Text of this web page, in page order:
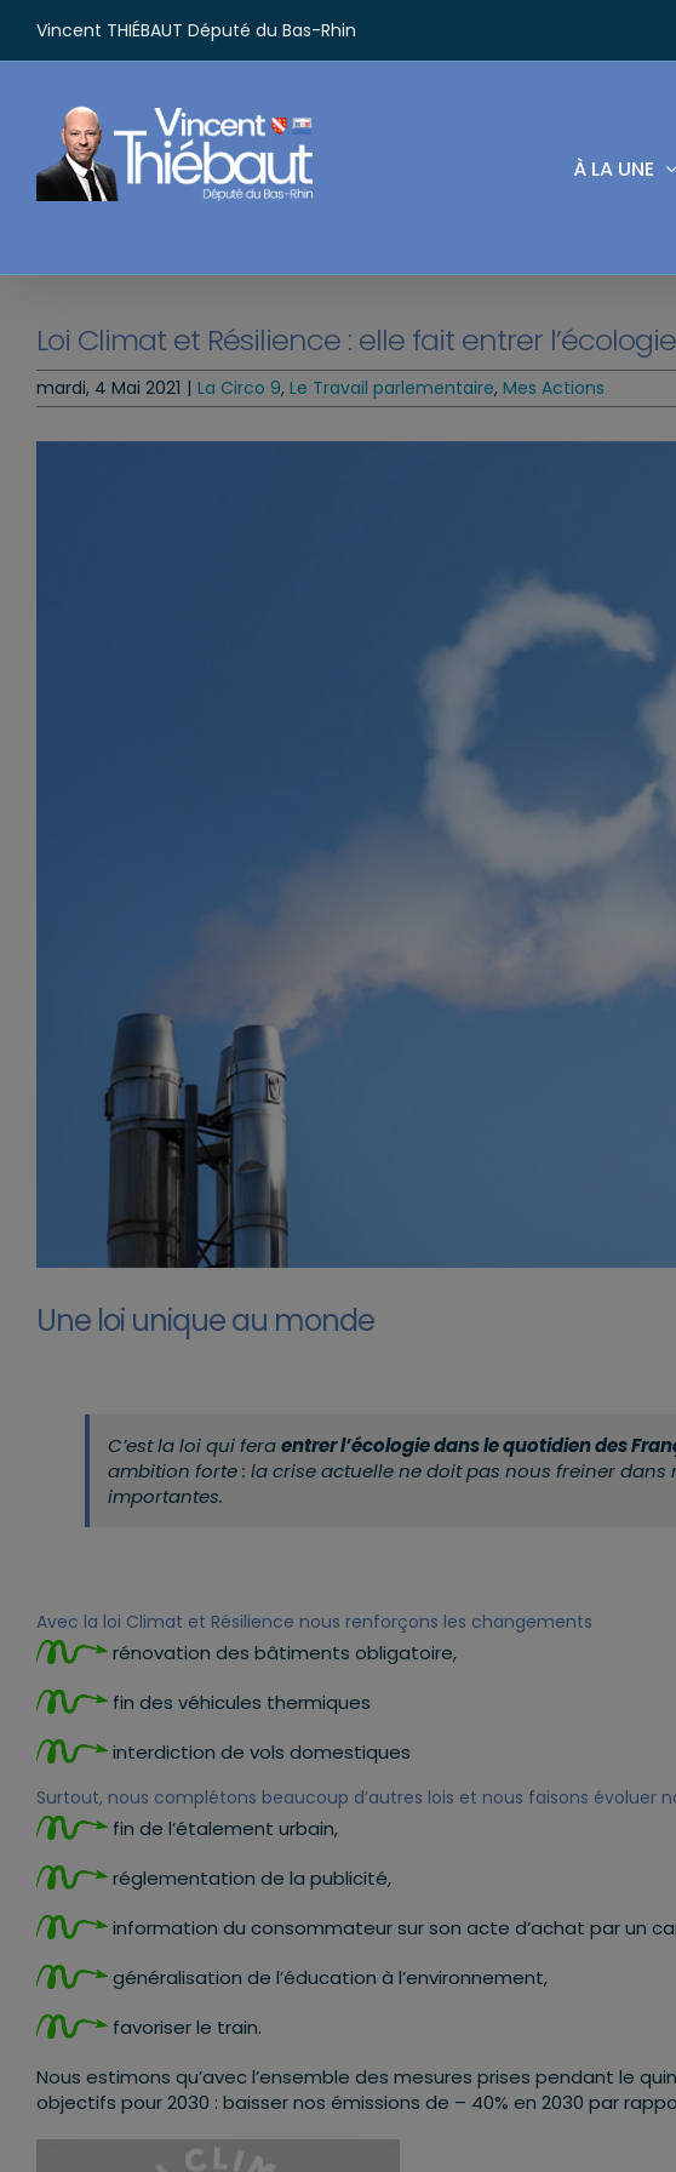
contenu
Vincent THIÉBAUT Député du Bas-Rhin
À LA UNE
Loi Climat et Résilience : elle fait entrer
mardi, 4 Mai 2021 | La Circo 9, Le Travail parlementaire, Mes Actions
Une loi unique au monde
C’est la loi qui feraentrer l’écologie dans le quotidien des
ambition forte : la crise actuelle ne doit pas nous freiner
importantes.
Avec la loi Climat et Résilience nous renforçons les changements
rénovation des bâtiments obligatoire,
fin des véhicules thermiques
interdiction de vols domestiques
Surtout, nous complétons beaucoup d’autres lois et nous faisons évoluer
fin de l’étalement urbain,
réglementation de la publicité,
information du consommateur sur son acte d’achat par un
généralisation de l’éducation à l’environnement,
favoriser le train.
Nous estimons qu’avec l’ensemble des mesures prises pendant le
objectifs pour 2030 : baisser nos émissions de – 40% en 2030 par